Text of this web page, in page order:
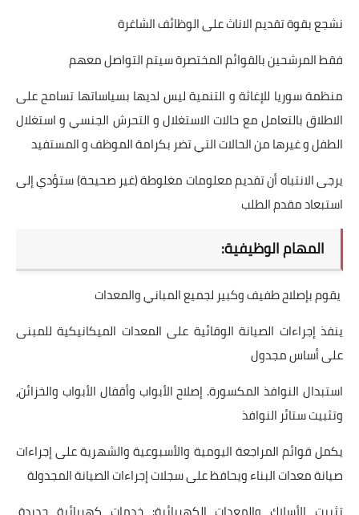
نشجع بقوة تقديم الاناث على الوظائف الشاغرة
فقط المرشحين بالقوائم المختصرة سيتم التواصل معهم
منظمة سوريا للإغاثة و التنمية ليس لديها بسياساتها تسامح على
الاطلاق بالتعامل مع حالات الاستغلال و التحرش الجنسي و استغلال
الطفل و غيرها من الحالات التي تضر بكرامة الموظف و المستفيد
يرجى الانتباه أن تقديم معلومات مغلوطة (غير صحيحة) ستؤدي إلى
استبعاد مقدم الطلب
المهام الوظيفية:
يقوم بإصلاح طفيف وكبير لجميع المباني والمعدات
ينفذ إجراءات الصيانة الوقائية على المعدات الميكانيكية للمبنى
على أساس مجدول
استبدال النوافذ المكسورة. إصلاح الأبواب وأقفال الأبواب والخزائن,
وتثبيت ستائر النوافذ
يكمل قوائم المراجعة اليومية والأسبوعية والشهرية على إجراءات
صيانة معدات البناء ويحافظ على سجلات إجراءات الصيانة المجدولة